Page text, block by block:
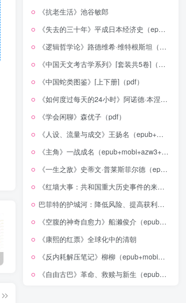
《人类新史》一次改写人类命运的尝试（epub+mobi+azw3+pdf） 《在峡江的转弯处》陈行甲
《抗老生活》池谷敏郎
《失去的三十年》平成日本经济史（epub+mobi+azw3+pdf）
《逻辑哲学论》路德维希·维特根斯坦（epub+mobi+azw3+pdf）
《中国天文考古学系列》[套装共5卷]（epub+mobi+azw3+pdf）
《中国蛇类图鉴》[上下册]（pdf）
《如何度过每天的24小时》阿诺德·本涅特（epub+mobi+azw3+pdf）
《学会闲聊》森优子（pdf）
《人设、流量与成交》王扬名（epub+mobi+azw3+pdf）
《主角》一战成名（epub+mobi+azw3+pdf）
《一生之敌》史蒂文·普莱斯菲尔德（epub+mobi+azw3+pdf）
《红墙大事：共和国重大历史事件的来龙去脉》（全二册）（pdf）
巴菲特的护城河：降低风险、提高获利的股市真规则(epub+azw3+mobi)
《空腹的神奇自愈力》船濑俊介（epub+mobi+azw3+pdf）
《康熙的红票》全球化中的清朝
《反内耗解压笔记》柳柳（epub+mobi+azw3+pdf）
《自由古巴》革命、救赎与新生（epub+mobi+azw3+pdf）